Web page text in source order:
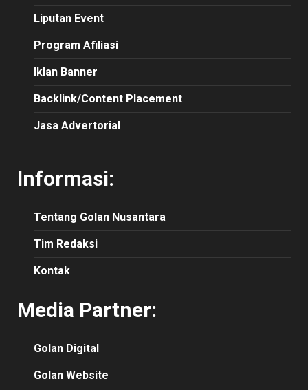
Liputan Event
Program Afiliasi
Iklan Banner
Backlink/Content Placement
Jasa Advertorial
Informasi:
Tentang Golan Nusantara
Tim Redaksi
Kontak
Media Partner:
Golan Digital
Golan Website